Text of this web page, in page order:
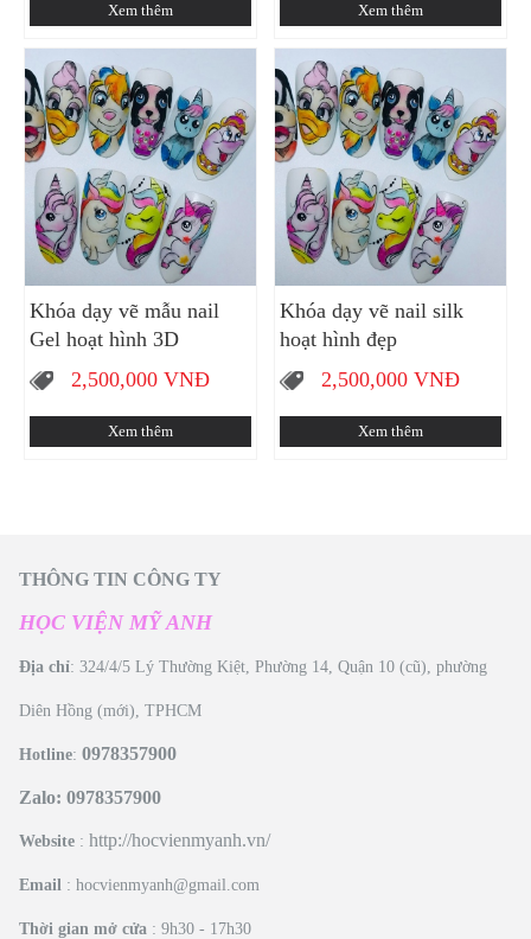
Xem thêm Xem thêm
Khóa dạy vẽ mẫu nail
Gel hoạt hình 3D
2,500,000VNĐ
Xem thêm
Khóa dạy vẽ nail silk
hoạt hình đẹp
2,500,000 VNĐ
Xem thêm
THÔNG TIN CÔNG TY
HỌC VIỆN MỸ ANH
Địa chỉ: 324/4/5 Lý Thường Kiệt, Phường 14, Quận 10 (cũ), phường
Diên Hồng (mới), TPHCM
Hotline:0978357900
Zalo: 0978357900
Website :http://hocvienmyanh.vn/
Email : hocvienmyanh@gmail.com
Thời gian mở cửa : 9h30 - 17h30